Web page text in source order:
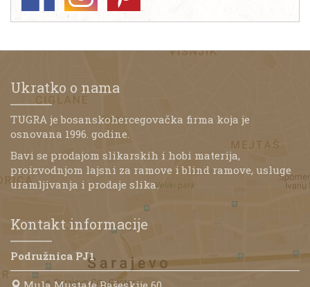
Ukratko o nama
TUGRA je bosanskohercegovačka firma koja je
osnovana 1996. godine.
Bavi se prodajom slikarskih i hobi materija,
proizvodnjom lajsni za ramove i blind ramove, usluge
uramljivanja i prodaje slika.
Kontakt informacije
Podružnica PJ1